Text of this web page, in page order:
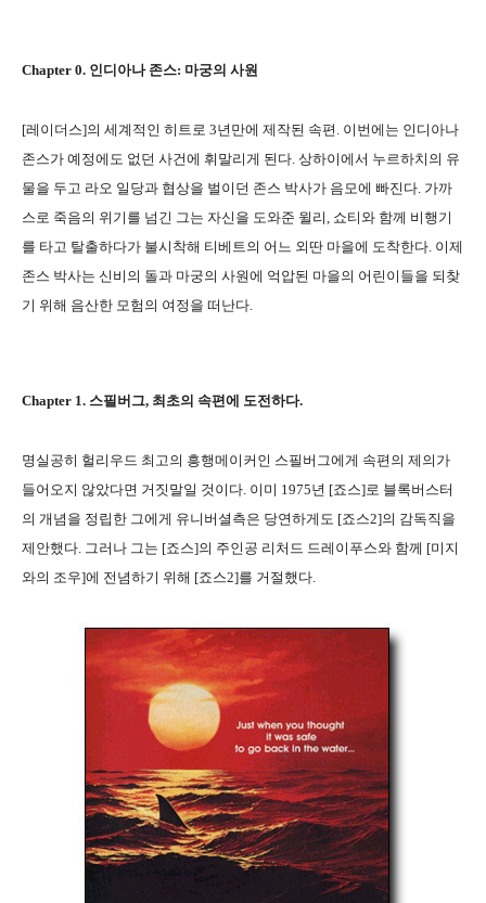
Chapter 0. 인디아나 존스: 마궁의 사원
[레이더스]의 세계적인 히트로 3년만에 제작된 속편. 이번에는 인디아나
존스가 예정에도 없던 사건에 휘말리게 된다. 상하이에서 누르하치의 유
물을 두고 라오 일당과 협상을 벌이던 존스 박사가 음모에 빠진다. 가까
스로 죽음의 위기를 넘긴 그는 자신을 도와준 윌리, 쇼티와 함께 비행기
를 타고 탈출하다가 불시착해 티베트의 어느 외딴 마을에 도착한다. 이제
존스 박사는 신비의 돌과 마궁의 사원에 억압된 마을의 어린이들을 되찾
기 위해 음산한 모험의 여정을 떠난다.
Chapter 1. 스필버그, 최초의 속편에 도전하다.
명실공히 헐리우드 최고의 흥행메이커인 스필버그에게 속편의 제의가
들어오지 않았다면 거짓말일 것이다. 이미 1975년 [죠스]로 블록버스터
의 개념을 정립한 그에게 유니버셜측은 당연하게도 [죠스2]의 감독직을
제안했다. 그러나 그는 [죠스]의 주인공 리처드 드레이푸스와 함께 [미지
와의 조우]에 전념하기 위해 [죠스2]를 거절했다.